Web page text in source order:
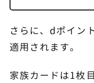
さらに、dポイン
適用されます。
家族カードは1枚